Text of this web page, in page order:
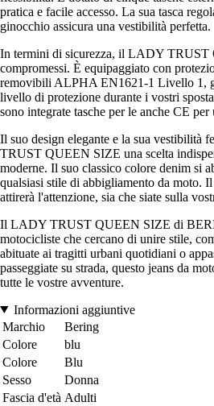
pratica e facile accesso. La sua tasca
ginocchio assicura una vestibilità perfetta.
In termini di sicurezza, il LADY TRUST
compromessi. È equipaggiato con
removibili ALPHA EN1621-1 Livello 1,
livello di protezione durante i vostri
sono integrate tasche per le anche CE
Il suo design elegante e la sua vestibilità
TRUST QUEEN SIZE una scelta
moderne. Il suo classico colore denim si
qualsiasi stile di abbigliamento da moto.
attirerà l'attenzione, sia che siate sulla
Il LADY TRUST QUEEN SIZE di
motocicliste che cercano di unire stile,
abituate ai tragitti urbani quotidiani o
passeggiate su strada, questo jeans da
tutte le vostre avventure.
Informazioni aggiuntive
Marchio
Bering
Colore
blu
Colore
Blu
Sesso
Donna
Fascia d'età Adulti